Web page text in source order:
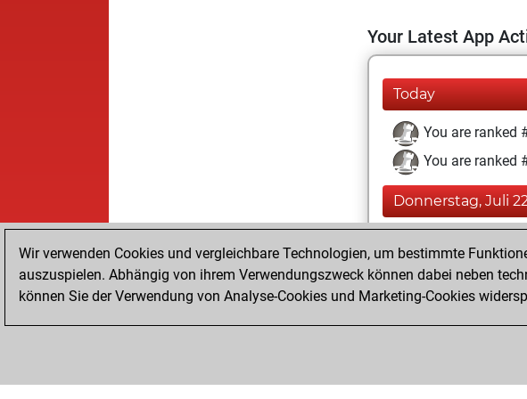
Your Latest App
Today
You are ranked
You are ranked
Donnerstag, Juli
You achieved a
You created
Wir verwenden Cookies und vergleichbare Technologien, um bestimmte
auszuspielen. Abhängig von ihrem Verwendungszweck können dabei neben
können Sie der Verwendung von Analyse-Cookies und Marketing-Cookies